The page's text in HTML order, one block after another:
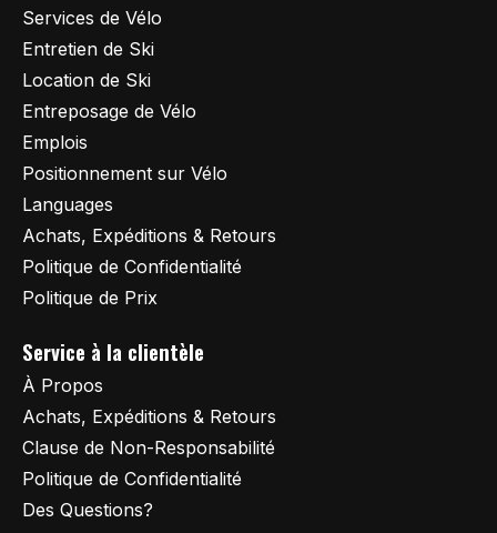
Services de Vélo
Entretien de Ski
Location de Ski
Entreposage de Vélo
Emplois
Positionnement sur Vélo
Languages
Achats, Expéditions & Retours
Politique de Confidentialité
Politique de Prix
Service à la clientèle
À Propos
Achats, Expéditions & Retours
Clause de Non-Responsabilité
Politique de Confidentialité
Des Questions?